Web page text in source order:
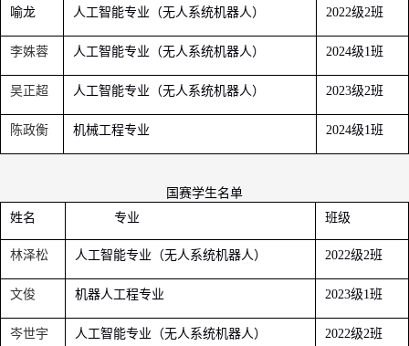
喻龙 人工智能专业（无人系统机器人） 2022级2班
李姝蓉 人工智能专业（无人系统机器人） 2024级1班
吴正超 人工智能专业（无人系统机器人） 2023级2班
陈政衡 机械工程专业 2024级1班
国赛学生名单
姓名
专业 班级
林泽松 人工智能专业（无人系统机器人） 2022级2班
文俊 机器人工程专业 2023级1班
岑世宇 人工智能专业（无人系统机器人） 2022级2班